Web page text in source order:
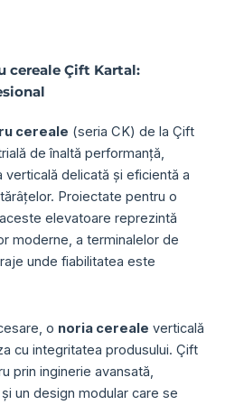
cereale Çift Kartal:
cereale (seria CK) de la Çift
de înaltă performanță,
delicată și eficientă a
Proiectate pentru o
elevatoare reprezintă
moderne, a terminalelor de
unde fiabilitatea este
o noria cereale verticală
cu integritatea produsului. Çift
prin inginerie avansată,
un design modular care se